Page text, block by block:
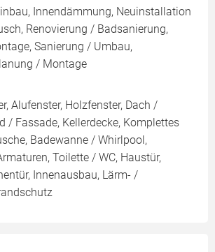
Innendämmung, Neuinstallation
Renovierung / Badsanierung,
Sanierung / Umbau,
/ Montage
Alufenster, Holzfenster, Dach /
/ Fassade, Kellerdecke, Komplettes
Badewanne / Whirlpool,
Toilette / WC, Haustür,
Innenausbau, Lärm- /